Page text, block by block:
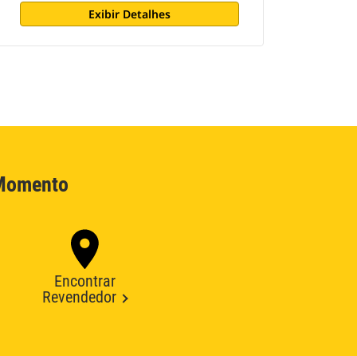
Exibir Detalhes
Encontrar
Revendedor